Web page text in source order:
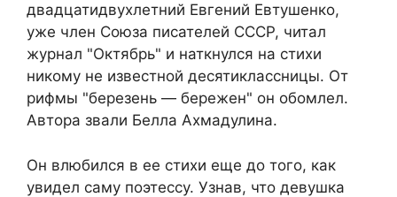
двадцатидвухлетний Евгений Евтушенко,
уже член Союза писателей СССР, читал
журнал "Октябрь" и наткнулся на стихи
никому не известной десятиклассницы. От
рифмы "березень — бережен" он обомлел.
Автора звали Белла Ахмадулина.
Он влюбился в ее стихи еще до того, как
увидел саму поэтессу. Узнав, что девушка